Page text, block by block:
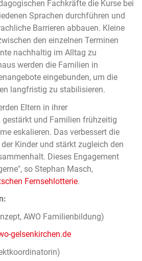
Fachkräfte die Kurse bei
Sprachen durchführen und
Barrieren abbauen. Kleine
den einzelnen Terminen
nachhaltig im Alltag zu
werden die Familien in
eingebunden, um die
langfristig zu stabilisieren.
Eltern in ihrer
gestärkt und Familien frühzeitig
eskalieren. Das verbessert die
Kinder und stärkt zugleich den
Dieses Engagement
so Stephan Masch,
Fernsehlotterie.
AWO Familienbildung)
gelsenkirchen.de